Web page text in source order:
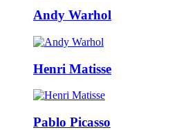
Andy Warhol
Henri Matisse
Pablo Picasso